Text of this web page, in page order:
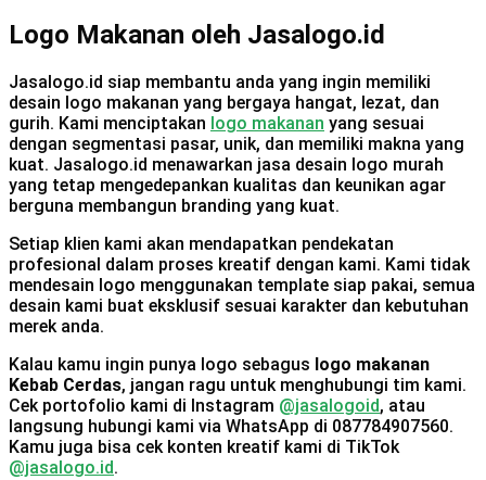
Logo Makanan oleh Jasalogo.id
Jasalogo.id siap membantu anda yang ingin memiliki
desain logo makanan yang bergaya hangat, lezat, dan
gurih. Kami menciptakan logo makanan yang sesuai
dengan segmentasi pasar, unik, dan memiliki makna yang
kuat. Jasalogo.id menawarkan jasa desain logo murah
yang tetap mengedepankan kualitas dan keunikan agar
berguna membangun branding yang kuat.
Setiap klien kami akan mendapatkan pendekatan
profesional dalam proses kreatif dengan kami. Kami tidak
mendesain logo menggunakan template siap pakai, semua
desain kami buat eksklusif sesuai karakter dan kebutuhan
merek anda.
Kalau kamu ingin punya logo sebagus logo makanan
Kebab Cerdas, jangan ragu untuk menghubungi tim kami.
Cek portofolio kami di Instagram @jasalogoid, atau
langsung hubungi kami via WhatsApp di 087784907560.
Kamu juga bisa cek konten kreatif kami di TikTok
@jasalogo.id.